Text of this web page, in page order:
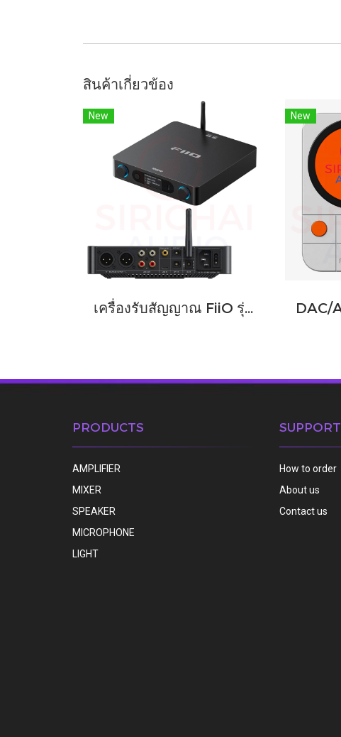
สินค้าเกี่ยวข้อง
New
เครื่องรับสัญญาณ FiiO รุ่น BR15 R2R
New
PRODUCTS
AMPLIFIER
MIXER
SPEAKER
MICROPHONE
LIGHT
SUPPORT
How to order
About us
Contact us